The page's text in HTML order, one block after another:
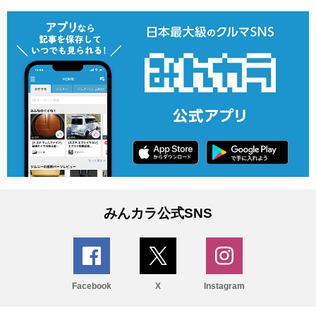
みんカラ公式SNS
Facebook X Instagram